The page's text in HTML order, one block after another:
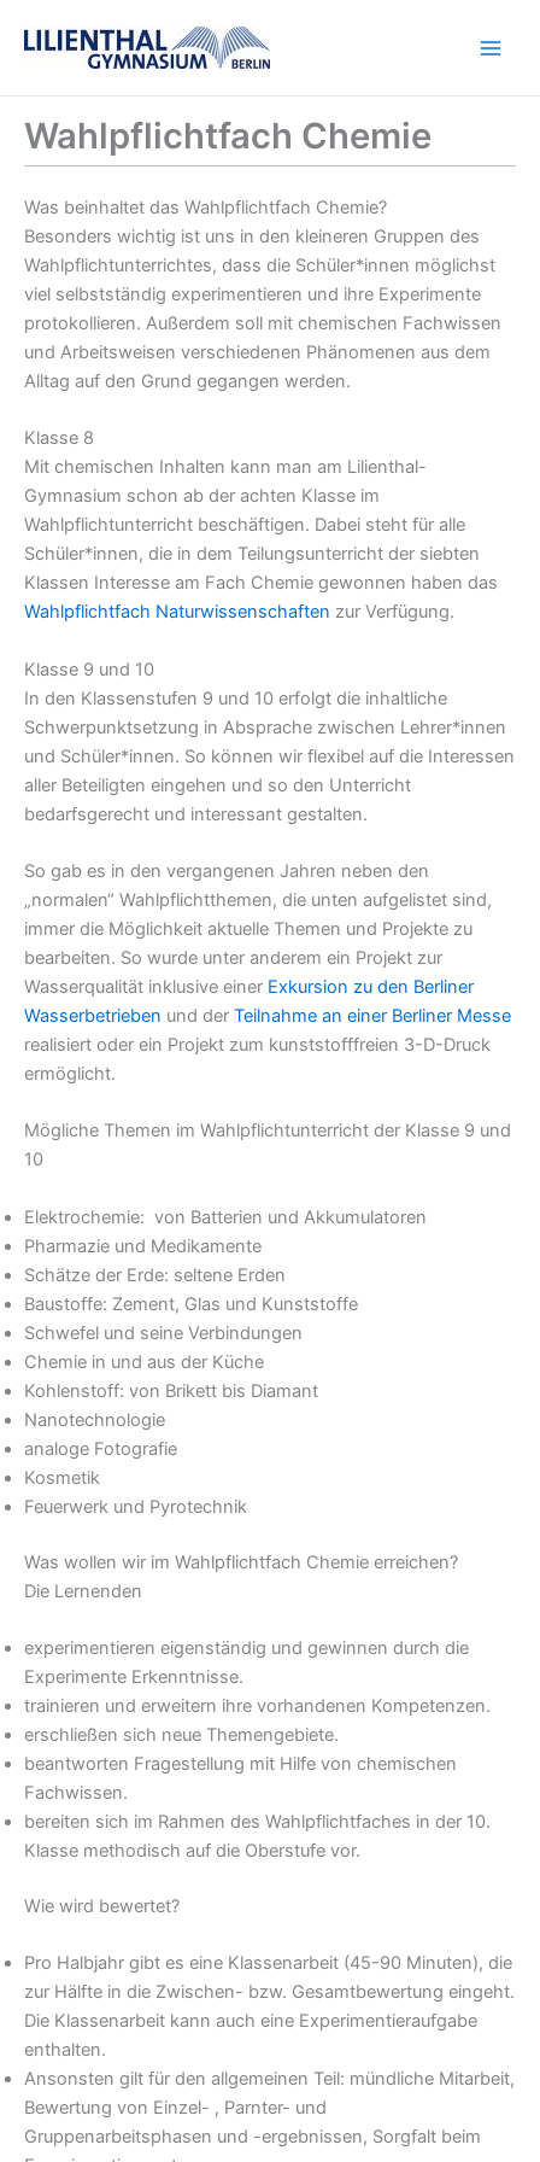
Inhalt
Wahlpflichtfach Chemie
Was beinhaltet das Wahlpflichtfach Chemie?
Besonders wichtig ist uns in den kleineren Gruppen des
Wahlpflichtunterrichtes, dass die Schüler*innen möglichst
viel selbstständig experimentieren und ihre Experimente
protokollieren. Außerdem soll mit chemischen Fachwissen
und Arbeitsweisen verschiedenen Phänomenen aus dem
Alltag auf den Grund gegangen werden.
Klasse 8
Mit chemischen Inhalten kann man am Lilienthal-
Gymnasium schon ab der achten Klasse im
Wahlpflichtunterricht beschäftigen. Dabei steht für alle
Schüler*innen, die in dem Teilungsunterricht der siebten
Klassen Interesse am Fach Chemie gewonnen haben das
Wahlpflichtfach Naturwissenschaften zur Verfügung.
Klasse 9 und 10
In den Klassenstufen 9 und 10 erfolgt die inhaltliche
Schwerpunktsetzung in Absprache zwischen Lehrer*innen
und Schüler*innen. So können wir flexibel auf die Interessen
aller Beteiligten eingehen und so den Unterricht
bedarfsgerecht und interessant gestalten.
So gab es in den vergangenen Jahren neben den
„normalen“ Wahlpflichtthemen, die unten aufgelistet sind,
immer die Möglichkeit aktuelle Themen und Projekte zu
bearbeiten. So wurde unter anderem ein Projekt zur
Wasserqualität inklusive einer Exkursion zu den Berliner
Wasserbetrieben und der Teilnahme an einer Berliner Messe
realisiert oder ein Projekt zum kunststofffreien 3-D-Druck
ermöglicht.
Mögliche Themen im Wahlpflichtunterricht der Klasse 9 und
10
Elektrochemie: von Batterien und Akkumulatoren
Pharmazie und Medikamente
Schätze der Erde: seltene Erden
Baustoffe: Zement, Glas und Kunststoffe
Schwefel und seine Verbindungen
Chemie in und aus der Küche
Kohlenstoff: von Brikett bis Diamant
Nanotechnologie
analoge Fotografie
Kosmetik
Feuerwerk und Pyrotechnik
Was wollen wir im Wahlpflichtfach Chemie erreichen?
Die Lernenden
experimentieren eigenständig und gewinnen durch die
Experimente Erkenntnisse.
trainieren und erweitern ihre vorhandenen Kompetenzen.
erschließen sich neue Themengebiete.
beantworten Fragestellung mit Hilfe von chemischen
Fachwissen.
bereiten sich im Rahmen des Wahlpflichtfaches in der 10.
Klasse methodisch auf die Oberstufe vor.
Wie wird bewertet?
Pro Halbjahr gibt es eine Klassenarbeit (45-90 Minuten), die
zur Hälfte in die Zwischen- bzw. Gesamtbewertung eingeht.
Die Klassenarbeit kann auch eine Experimentieraufgabe
enthalten.
Ansonsten gilt für den allgemeinen Teil: mündliche Mitarbeit,
Bewertung von Einzel- , Parnter- und
Gruppenarbeitsphasen und -ergebnissen, Sorgfalt beim